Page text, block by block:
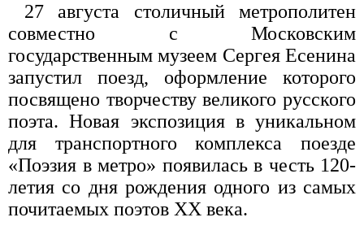
27 августа столичный метрополитен
совместно с Московским
государственным музеем Сергея Есенина
запустил поезд, оформление которого
посвящено творчеству великого русского
поэта. Новая экспозиция в уникальном
для транспортного комплекса поезде
«Поэзия в метро» появилась в честь 120-
летия со дня рождения одного из самых
почитаемых поэтов XX века.